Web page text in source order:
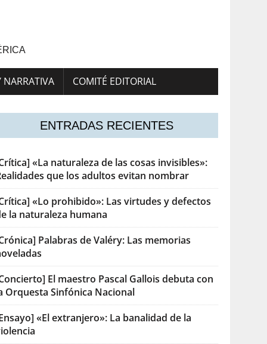
NARRATIVA COMITÉ EDITORIAL
ENTRADAS RECIENTES
«La naturaleza de las cosas invisibles»:
que los adultos evitan nombrar
«Lo prohibido»: Las virtudes y defectos
la naturaleza humana
Palabras de Valéry: Las memorias
El maestro Pascal Gallois debuta con
Orquesta Sinfónica Nacional
«El extranjero»: La banalidad de la